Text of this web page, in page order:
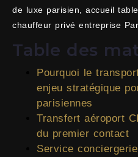
de luxe parisien, accueil
chauffeur privé entreprise
Table des
Pourquoi le
enjeu stratégique
parisiennes
Transfert aéroport
du premier contact
Service